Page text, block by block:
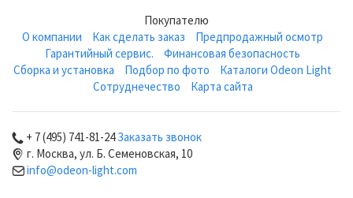
Покупателю
О компании
Как сделать заказ
Предпродажный осмотр
Гарантийный сервис.
Финансовая безопасность
Сборка и установка
Подбор по фото
Каталоги Odeon Light
Сотруднечество
Карта сайта
+ 7 (495) 741-81-24Заказать звонок
г. Москва, ул. Б. Семеновская, 10
info@odeon-light.com